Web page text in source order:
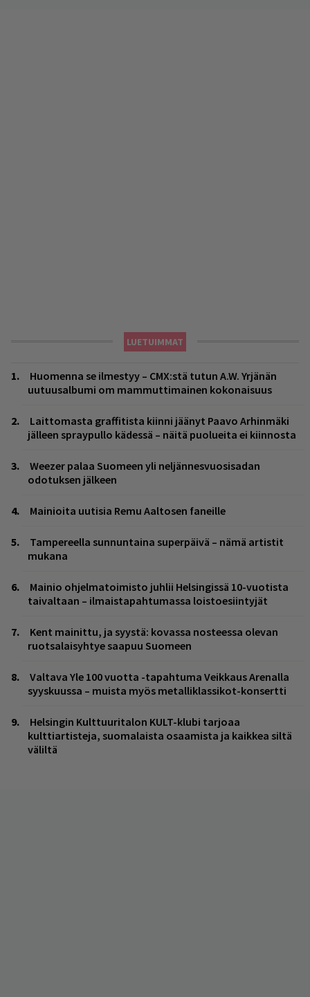
LUETUIMMAT
Huomenna se ilmestyy – CMX:stä tutun A.W. Yrjänän
uutuusalbumi om mammuttimainen kokonaisuus
Laittomasta graffitista kiinni jäänyt Paavo Arhinmäki
jälleen spraypullo kädessä – näitä puolueita ei kiinnosta
Weezer palaa Suomeen yli neljännesvuosisadan
odotuksen jälkeen
Mainioita uutisia Remu Aaltosen faneille
Tampereella sunnuntaina superpäivä – nämä artistit
mukana
Mainio ohjelmatoimisto juhlii Helsingissä 10-vuotista
taivaltaan – ilmaistapahtumassa loistoesiintyjät
Kent mainittu, ja syystä: kovassa nosteessa olevan
ruotsalaisyhtye saapuu Suomeen
Valtava Yle 100 vuotta -tapahtuma Veikkaus Arenalla
syyskuussa – muista myös metalliklassikot-konsertti
Helsingin Kulttuuritalon KULT-klubi tarjoaa
kulttiartisteja, suomalaista osaamista ja kaikkea siltä
väliltä